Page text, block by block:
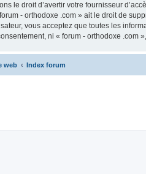
le droit d’avertir votre fournisseur
- orthodoxe .com » ait le droit de
vous acceptez que toutes les
ni « forum - orthodoxe .com
web Index forum